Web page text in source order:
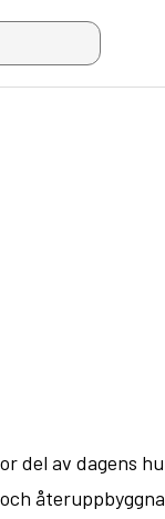
när mer än
del av dagens